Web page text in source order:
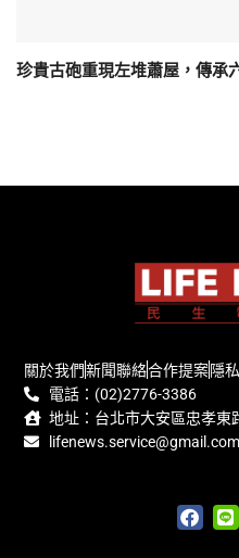
珍貴古砲重現左堆蕭屋，傳承
關於我們新聞聯絡合作提案隱
電話：(02)2776-3386
地址：台北市大安區忠孝東
lifenews.service@gmail.com